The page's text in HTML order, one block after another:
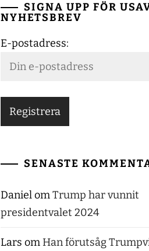
SIGNA UPP FÖR
NYHETSBREV
E-postadress:
SENASTE
DanielomTrump har vunnit
presidentvalet 2024
Lars om Han förutsåg